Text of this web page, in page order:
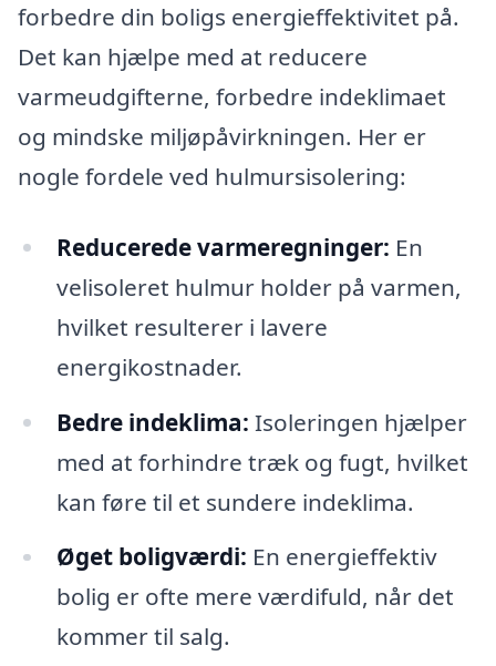
forbedre din boligs energieffektivitet på.
Det kan hjælpe med at reducere
varmeudgifterne, forbedre indeklimaet
og mindske miljøpåvirkningen. Her er
nogle fordele ved hulmursisolering:
Reducerede varmeregninger: En
velisoleret hulmur holder på varmen,
hvilket resulterer i lavere
energikostnader.
Bedre indeklima: Isoleringen hjælper
med at forhindre træk og fugt, hvilket
kan føre til et sundere indeklima.
Øget boligværdi: En energieffektiv
bolig er ofte mere værdifuld, når det
kommer til salg.